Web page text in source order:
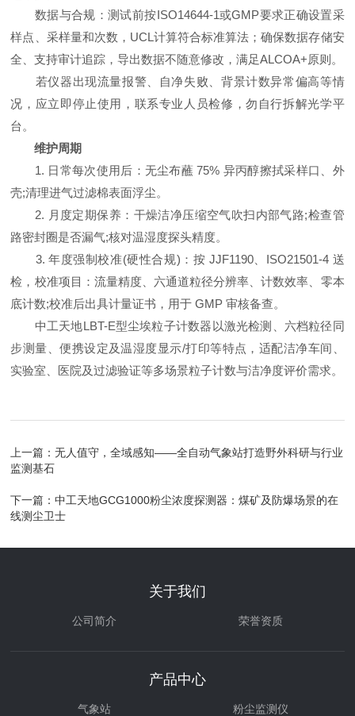
数据与合规：测试前按ISO14644-1或GMP要求正确设置采
样点、采样量和次数，UCL计算符合标准算法；确保数据存储安
全、支持审计追踪，导出数据不随意修改，满足ALCOA+原则。
若仪器出现流量报警、自净失败、背景计数异常偏高等情
况，应立即停止使用，联系专业人员检修，勿自行拆解光学平
台。
维护周期
1. 日常每次使用后：无尘布蘸 75% 异丙醇擦拭采样口、外
壳;清理进气过滤棉表面浮尘。
2. 月度定期保养：干燥洁净压缩空气吹扫内部气路;检查管
路密封圈是否漏气;核对温湿度探头精度。
3. 年度强制校准(硬性合规)：按 JJF1190、ISO21501-4 送
检，校准项目：流量精度、六通道粒径分辨率、计数效率、零本
底计数;校准后出具计量证书，用于 GMP 审核备查。
中工天地LBT-E型尘埃粒子计数器以激光检测、六档粒径同
步测量、便携设定及温湿度显示/打印等特点，适配洁净车间、
实验室、医院及过滤验证等多场景粒子计数与洁净度评价需求。
上一篇：无人值守，全域感知——全自动气象站打造野外科研与行业
监测基石
下一篇：中工天地GCG1000粉尘浓度探测器：煤矿及防爆场景的在
线测尘卫士
关于我们
公司简介 荣誉资质
产品中心
气象站 粉尘监测仪